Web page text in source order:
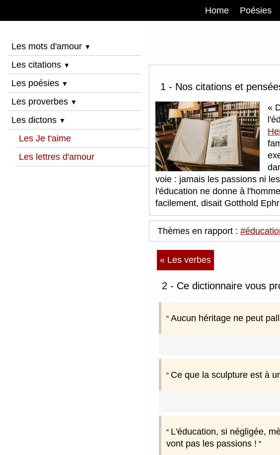
Home Poésies
Les mots d'amour ▼
Les citations ▼
Les poésies ▼
Les proverbes ▼
Les dictons ▼
Les Je t'aime
Les lettres d'amour
1 - Nos citations et
voie : jamais les passions ni
l'éducation ne donne à
facilement, disait Gotthold
Thèmes en rapport :
« Les verbes
2 - Ce dictionnaire vous
Aucun héritage ne peut
Ce que la sculpture est à
L'éducation, si négligée,
vont pas les passions !